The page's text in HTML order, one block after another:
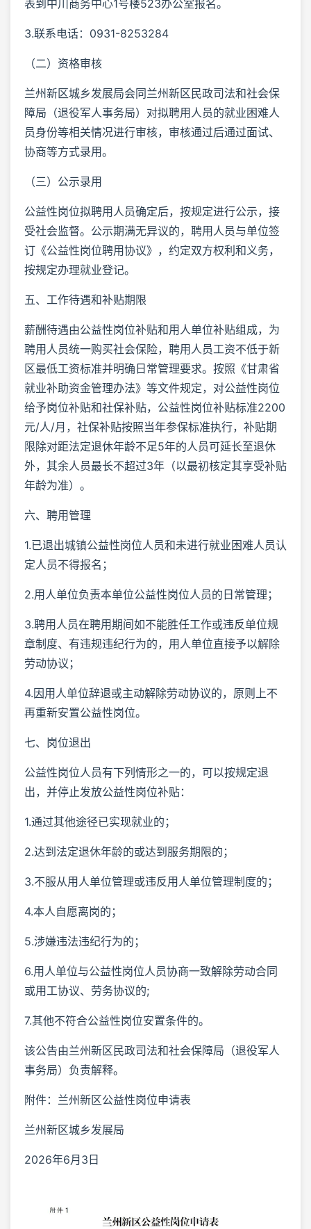
表到中川商务中心1号楼523办公室报名。
3.联系电话：0931-8253284
（二）资格审核
兰州新区城乡发展局会同兰州新区民政司法和社会保
障局（退役军人事务局）对拟聘用人员的就业困难人
员身份等相关情况进行审核，审核通过后通过面试、
协商等方式录用。
（三）公示录用
公益性岗位拟聘用人员确定后，按规定进行公示，接
受社会监督。公示期满无异议的，聘用人员与单位签
订《公益性岗位聘用协议》，约定双方权利和义务，
按规定办理就业登记。
五、工作待遇和补贴期限
薪酬待遇由公益性岗位补贴和用人单位补贴组成，为
聘用人员统一购买社会保险，聘用人员工资不低于新
区最低工资标准并明确日常管理要求。按照《甘肃省
就业补助资金管理办法》等文件规定，对公益性岗位
给予岗位补贴和社保补贴，公益性岗位补贴标准2200
元/人/月，社保补贴按照当年参保标准执行，补贴期
限除对距法定退休年龄不足5年的人员可延长至退休
外，其余人员最长不超过3年（以最初核定其享受补贴
年龄为准）。
六、聘用管理
1.已退出城镇公益性岗位人员和未进行就业困难人员认
定人员不得报名；
2.用人单位负责本单位公益性岗位人员的日常管理；
3.聘用人员在聘用期间如不能胜任工作或违反单位规
章制度、有违规违纪行为的，用人单位直接予以解除
劳动协议；
4.因用人单位辞退或主动解除劳动协议的，原则上不
再重新安置公益性岗位。
七、岗位退出
公益性岗位人员有下列情形之一的，可以按规定退
出，并停止发放公益性岗位补贴：
1.通过其他途径已实现就业的；
2.达到法定退休年龄的或达到服务期限的；
3.不服从用人单位管理或违反用人单位管理制度的；
4.本人自愿离岗的；
5.涉嫌违法违纪行为的；
6.用人单位与公益性岗位人员协商一致解除劳动合同
或用工协议、劳务协议的;
7.其他不符合公益性岗位安置条件的。
该公告由兰州新区民政司法和社会保障局（退役军人
事务局）负责解释。
附件：兰州新区公益性岗位申请表
兰州新区城乡发展局
2026年6月3日